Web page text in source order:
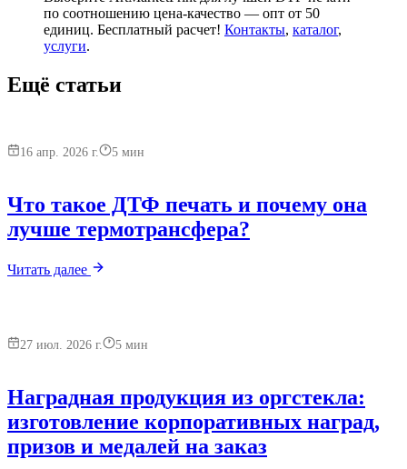
по соотношению цена-качество — опт от 50
единиц. Бесплатный расчет! Контакты, каталог,
услуги.
Ещё статьи
16 апр. 2026 г. 5 мин
Что такое ДТФ печать и почему она
лучше термотрансфера?
Читать далее
27 июл. 2026 г. 5 мин
Наградная продукция из оргстекла:
изготовление корпоративных наград,
призов и медалей на заказ